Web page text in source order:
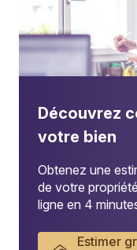
Découvrez
votre bien
Obtenez une
de votre
ligne en 4
Estimer